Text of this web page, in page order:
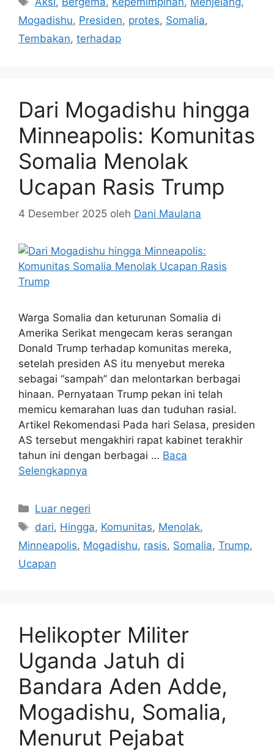
Mogadishu, Presiden, protes, Somalia,
Tembakan, terhadap
Dari Mogadishu hingga
Minneapolis: Komunitas
Somalia Menolak
Ucapan Rasis Trump
4 Desember 2025 oleh Dani Maulana
Warga Somalia dan keturunan Somalia di
Amerika Serikat mengecam keras serangan
Donald Trump terhadap komunitas mereka,
setelah presiden AS itu menyebut mereka
sebagai “sampah” dan melontarkan berbagai
hinaan. Pernyataan Trump pekan ini telah
memicu kemarahan luas dan tuduhan rasial.
Artikel Rekomendasi Pada hari Selasa, presiden
AS tersebut mengakhiri rapat kabinet terakhir
tahun ini dengan berbagai … Baca
Selengkapnya
Kategori
Luar negeri
Tag
dari, Hingga, Komunitas, Menolak,
Minneapolis, Mogadishu, rasis, Somalia, Trump,
Ucapan
Helikopter Militer
Uganda Jatuh di
Bandara Aden Adde,
Mogadishu, Somalia,
Menurut Pejabat